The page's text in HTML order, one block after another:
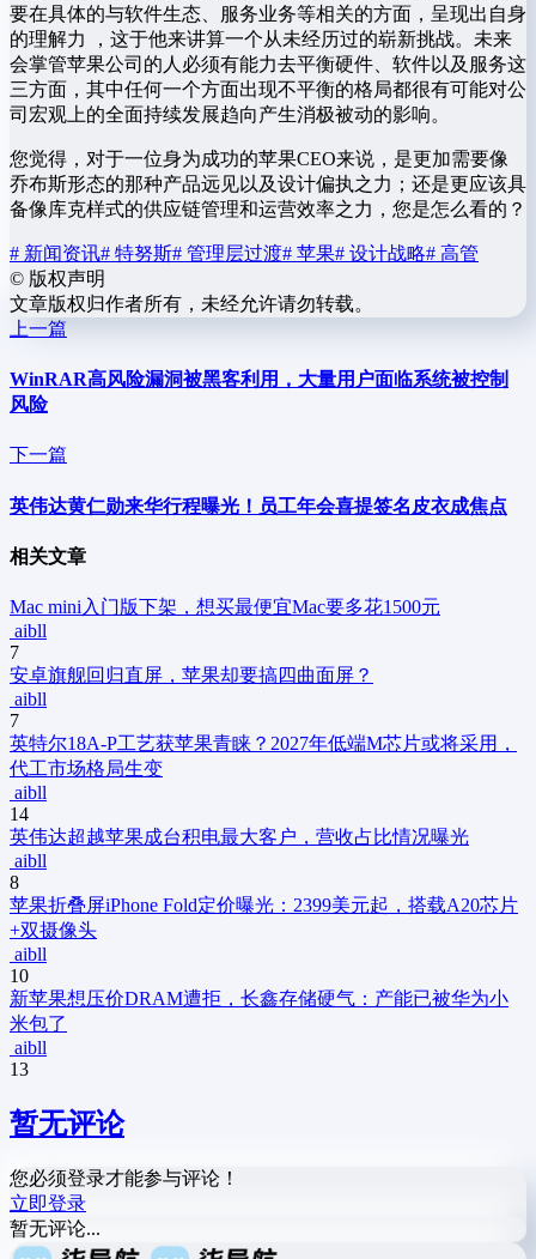
要在具体的与软件生态、服务业务等相关的方面，呈现出自身
的理解力 ，这于他来讲算一个从未经历过的崭新挑战。未来
会掌管苹果公司的人必须有能力去平衡硬件、软件以及服务这
三方面，其中任何一个方面出现不平衡的格局都很有可能对公
司宏观上的全面持续发展趋向产生消极被动的影响。
您觉得，对于一位身为成功的苹果CEO来说，是更加需要像
乔布斯形态的那种产品远见以及设计偏执之力；还是更应该具
备像库克样式的供应链管理和运营效率之力，您是怎么看的？
# 新闻资讯# 特努斯# 管理层过渡# 苹果# 设计战略# 高管
© 版权声明
文章版权归作者所有，未经允许请勿转载。
上一篇
WinRAR高风险漏洞被黑客利用，大量用户面临系统被控制
风险
下一篇
英伟达黄仁勋来华行程曝光！员工年会喜提签名皮衣成焦点
相关文章
Mac mini入门版下架，想买最便宜Mac要多花1500元
aibll
7
安卓旗舰回归直屏，苹果却要搞四曲面屏？
aibll
7
英特尔18A-P工艺获苹果青睐？2027年低端M芯片或将采用，
代工市场格局生变
aibll
14
英伟达超越苹果成台积电最大客户，营收占比情况曝光
aibll
8
苹果折叠屏iPhone Fold定价曝光：2399美元起，搭载A20芯片
+双摄像头
aibll
10
新苹果想压价DRAM遭拒，长鑫存储硬气：产能已被华为小
米包了
aibll
13
暂无评论
您必须登录才能参与评论！
立即登录
暂无评论...